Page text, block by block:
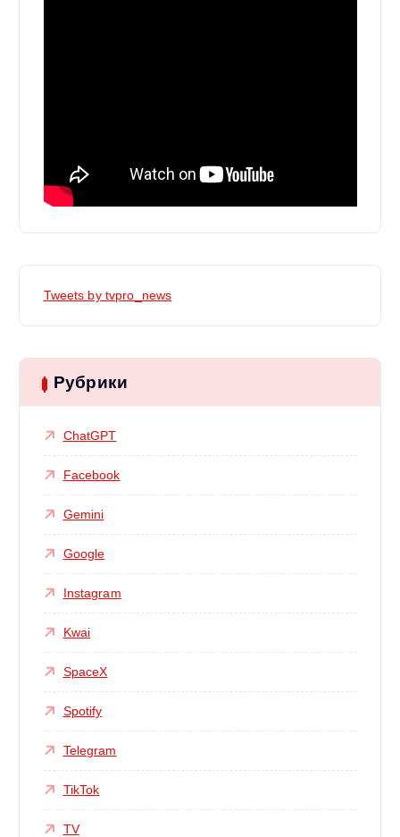
Tweets by tvpro_news
Рубрики
ChatGPT
Facebook
Gemini
Google
Instagram
Kwai
SpaceX
Spotify
Telegram
TikTok
TV